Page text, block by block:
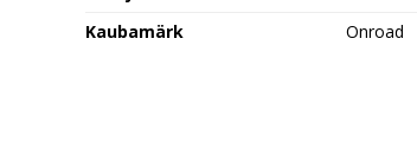
Kaubamärk
Onroad